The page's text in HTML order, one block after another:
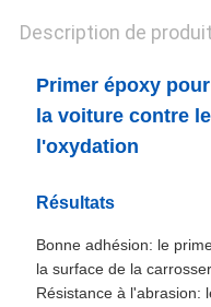
Description de produit
Primer époxy
la voiture contre
l'oxydation
Résultats
Bonne adhésion: le
la surface de la
Résistance à l'abrasion: